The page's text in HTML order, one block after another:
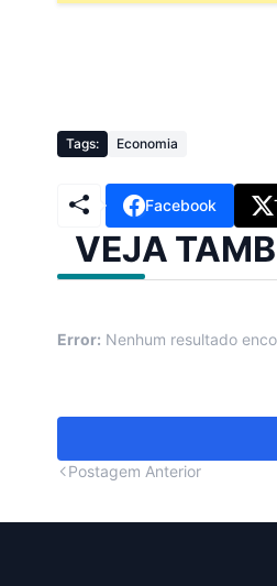
Tags: Economia
Facebook
VEJA
Error: Nenhum resultado
Postagem Anterior